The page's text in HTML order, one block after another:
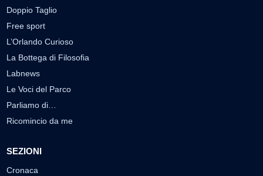
Doppio Taglio
Free sport
L’Orlando Curioso
La Bottega di Filosofia
Labnews
Le Voci del Parco
Parliamo di…
Ricomincio da me
SEZIONI
Cronaca